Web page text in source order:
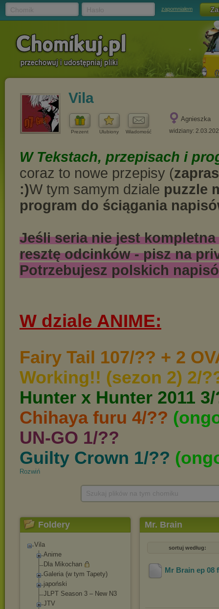
zapomniałem
Vila
Prezent Ulubiony Wiadomość
Agnieszka
widziany:
Rozwiń
Foldery
Vila
Anime
Dla Mikochan
Galeria (w tym Tapety)
japoński
JLPT Season 3 – New N3
JTV
Mr. Brain
sortuj według:
Mr Brain ep 08